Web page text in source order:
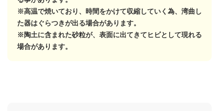
※高温で焼いており、時間をかけて収縮していく為、湾曲し
た器はぐらつきが出る場合があります。
※陶土に含まれた砂粒が、表面に出てきてヒビとして現れる
場合があります。